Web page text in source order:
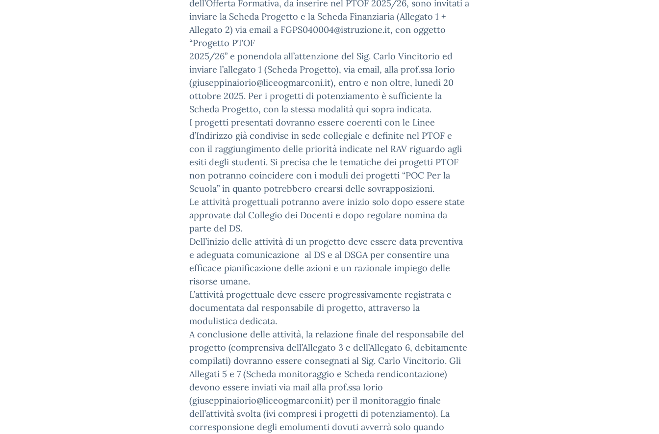
dell’Offerta Formativa, da inserire nel PTOF 2025/26, sono invitati a
inviare la Scheda Progetto e la Scheda Finanziaria (Allegato 1 +
Allegato 2) via email a FGPS040004@istruzione.it, con oggetto
“Progetto PTOF
2025/26” e ponendola all’attenzione del Sig. Carlo Vincitorio ed
inviare l’allegato 1 (Scheda Progetto), via email, alla prof.ssa Iorio
(giuseppinaiorio@liceogmarconi.it), entro e non oltre, lunedì 20
ottobre 2025. Per i progetti di potenziamento è sufficiente la
Scheda Progetto, con la stessa modalità qui sopra indicata.
I progetti presentati dovranno essere coerenti con le Linee
d’Indirizzo già condivise in sede collegiale e definite nel PTOF e
con il raggiungimento delle priorità indicate nel RAV riguardo agli
esiti degli studenti. Si precisa che le tematiche dei progetti PTOF
non potranno coincidere con i moduli dei progetti “POC Per la
Scuola” in quanto potrebbero crearsi delle sovrapposizioni.
Le attività progettuali potranno avere inizio solo dopo essere state
approvate dal Collegio dei Docenti e dopo regolare nomina da
parte del DS.
Dell’inizio delle attività di un progetto deve essere data preventiva
e adeguata comunicazione al DS e al DSGA per consentire una
efficace pianificazione delle azioni e un razionale impiego delle
risorse umane.
L’attività progettuale deve essere progressivamente registrata e
documentata dal responsabile di progetto, attraverso la
modulistica dedicata.
A conclusione delle attività, la relazione finale del responsabile del
progetto (comprensiva dell’Allegato 3 e dell’Allegato 6, debitamente
compilati) dovranno essere consegnati al Sig. Carlo Vincitorio. Gli
Allegati 5 e 7 (Scheda monitoraggio e Scheda rendicontazione)
devono essere inviati via mail alla prof.ssa Iorio
(giuseppinaiorio@liceogmarconi.it) per il monitoraggio finale
dell’attività svolta (ivi compresi i progetti di potenziamento). La
corresponsione degli emolumenti dovuti avverrà solo quando